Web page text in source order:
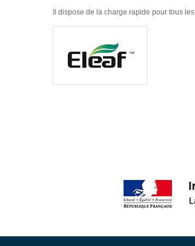
Il dispose de la charge rapide pour tous